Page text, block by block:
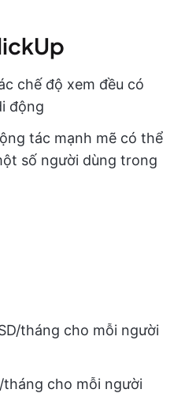
chế độ xem đều có
động
tác mạnh mẽ có thể
số người dùng trong
tháng cho mỗi người
tháng cho mỗi người